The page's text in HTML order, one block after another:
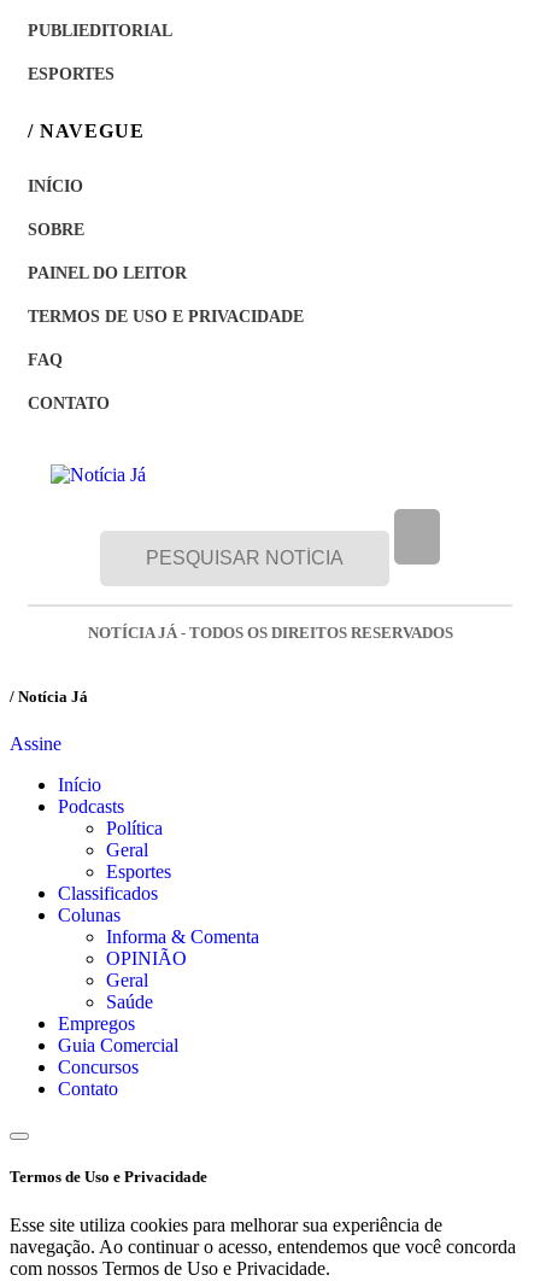
PUBLIEDITORIAL
ESPORTES
/ NAVEGUE
INÍCIO
SOBRE
PAINEL DO LEITOR
TERMOS DE USO E PRIVACIDADE
FAQ
CONTATO
NOTÍCIA JÁ - TODOS OS DIREITOS RESERVADOS
/ Notícia Já
Assine
Início
Podcasts
Política
Geral
Esportes
Classificados
Colunas
Informa & Comenta
OPINIÃO
Geral
Saúde
Empregos
Guia Comercial
Concursos
Contato
Termos de Uso e Privacidade
Esse site utiliza cookies para melhorar sua experiência de
navegação. Ao continuar o acesso, entendemos que você concorda
com nossos Termos de Uso e Privacidade.